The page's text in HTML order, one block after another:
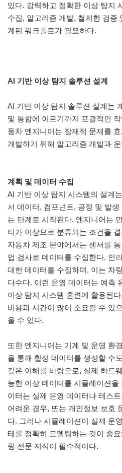
있다. 강력하고 정확한 이상 탐지
수집, 알고리즘 개발, 철저한 검증
계된 워크플로가 필요하다.
AI 기반 이상 탐지 솔루션 설계
AI 기반 이상 탐지 솔루션 설계는
및 통합에 이르기까지 포괄적인
동차 엔지니어는 잠재적 문제를
개발하기 위해 알고리즘 개발과
계획 및 데이터 수집
AI 기반 이상 탐지 시스템의 설계
서 데이터, 컴포넌트, 공정 및 발
는 단계로 시작된다. 엔지니어는
터가 이상으로 분류되는 조건을
자동차 제조 분야에서는 센서를
업 검사로 데이터를 수집한다. 인
대한 데이터를 수집하며, 이는 차
다수다. 이런 운영 데이터는 예측
이상 탐지 시스템 훈련에 활용된
비용과 시간이 많이 소요될 수 있
울 수 있다.
또한 엔지니어는 기계 및 운영 환
을 통해 합성 데이터를 생성할 수
깊은 이해를 바탕으로, 실제 하드
능한 이상 데이터를 시뮬레이션
이터는 실제 운영 데이터나 테스
어려운 경우, 또는 개인정보 보호
다. 그러나 시뮬레이션이 실제 운
태를 정확히 모델링하는 것이 중
링 전문 지식이 필수적이다.